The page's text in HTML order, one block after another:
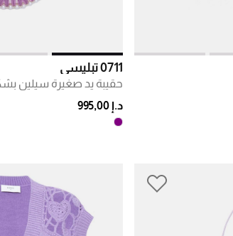
0711 تبليسي
حقيبة يد صغيرة سيلين
د.إ 995,00